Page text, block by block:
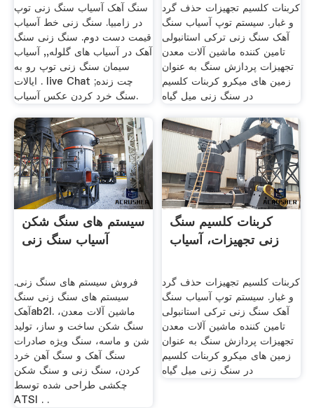
سنگ آهک آسیاب سنگ زنی توپ
در زامبیا. سنگ زنی خط آسیاب
قیمت دست دوم. سنگ زنی سنگ
آهک در آسیاب های گلوله,, آسیاب
سیمان سنگ زنی توپ رو به
ایالات . live Chat چت زنده;
سنگ خرد کردن عکس آسیاب.
کربنات کلسیم تجهیزات حذف گرد
و غبار. سیستم توپ آسیاب سنگ
آهک سنگ زنی ترکی استانبولی
تامین کننده ماشین آلات معدن
تجهیزات پردازش سنگ به عنوان
زمین های میکرو کربنات کلسیم
در سنگ زنی میل گیاه
سیستم های سنگ شکن
آسیاب سنگ زنی
فروش سیستم های سنگ زنی.
سیستم های سنگ زنی سنگ
آهکab2l. ماشین آلات معدن،
سنگ شکن ساخت و ساز، تولید
شن و ماسه، سنگ ویژه صادرات
سنگ آهک و سنگ آهن خرد
کردن، سنگ زنی و سنگ شکن
چکشی طراحی شده توسط
ATSl . .
کربنات کلسیم سنگ
زنی تجهیزات، آسیاب
کربنات کلسیم تجهیزات حذف گرد
و غبار. سیستم توپ آسیاب سنگ
آهک سنگ زنی ترکی استانبولی
تامین کننده ماشین آلات معدن
تجهیزات پردازش سنگ به عنوان
زمین های میکرو کربنات کلسیم
در سنگ زنی میل گیاه